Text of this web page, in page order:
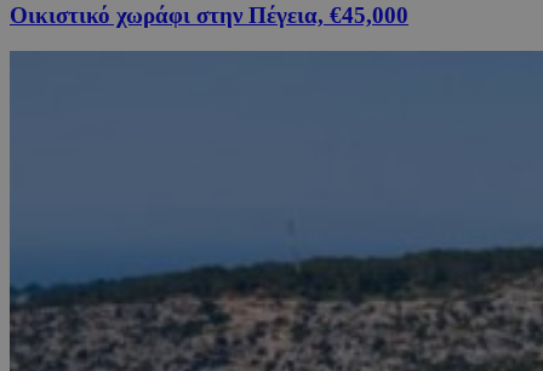
Οικιστικό χωράφι στην Πέγεια, €45,000